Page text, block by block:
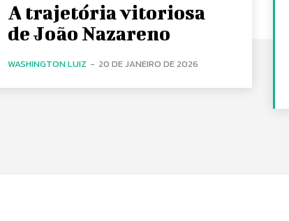
A trajetória vitoriosa
de João Nazareno
WASHINGTON LUIZ - 20 DE JANEIRO DE 2026